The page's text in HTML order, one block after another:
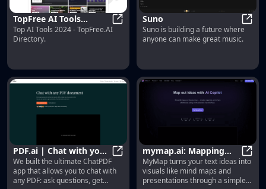
TopFree AI Tools
Directory
TopFree AI Tools Directory
Top AI Tools 2024 - TopFree.AI
Directory.
Suno
Suno
Suno is building a future where
anyone can make great music.
PDF.ai | Chat with your
PDF documents
PDF.ai | Chat with your PDF
We built the ultimate ChatPDF
app that allows you to chat with
any PDF: ask questions, get
mymap.ai: Mapping
Ideas That Change the
World
MyMap turns your text ideas into
visuals like mind maps and
presentations through a simple